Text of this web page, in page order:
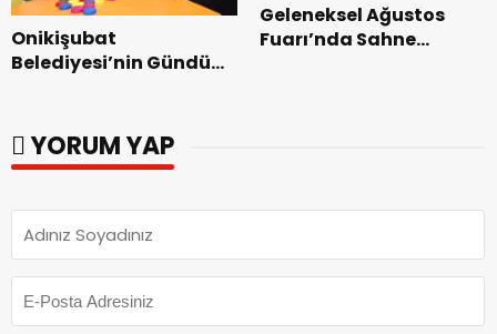
Onikişubat
Belediyesi’nin Gündüz
başladı.
Geleneksel Ağustos
Fuarı’nda Sahne
YORUM YAP